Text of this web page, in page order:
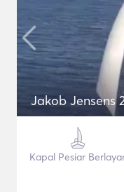
Jakob Jensens
Kapal Pesiar